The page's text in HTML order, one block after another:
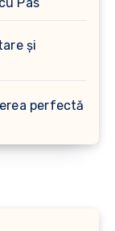
Pas
și
perfectă